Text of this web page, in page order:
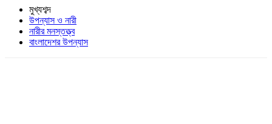
মুখ্যশব্দ
উপন্যাস ও নারী
নারীর মনস্তত্ত্ব
বাংলাদেশর উপন্যাস